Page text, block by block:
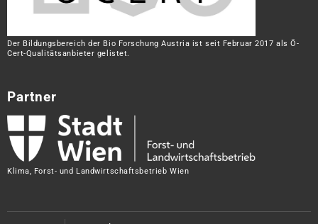
Der Bildungsbereich der Bio Forschung Austria ist seit Februar 2017 als Ö-
Cert-Qualitätsanbieter gelistet.
Partner
Klima, Forst- und Landwirtschaftsbetrieb Wien